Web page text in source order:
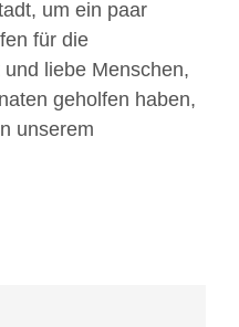
um ein paar
für die
liebe Menschen,
geholfen haben,
unserem